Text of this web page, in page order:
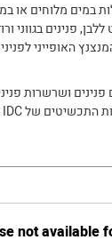
במים מלוחים או
פנינים בגווני
האופייני
פנינים ושרשרות
not available